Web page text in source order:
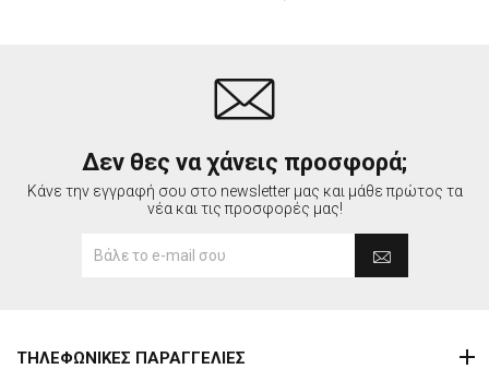
Δεν θες να χάνεις προσφορά;
Κάνε την εγγραφή σου στο newsletter μας και μάθε πρώτος τα
νέα και τις προσφορές μας!
ΤΗΛΕΦΩΝΙΚΕΣ ΠΑΡΑΓΓΕΛΙΕΣ